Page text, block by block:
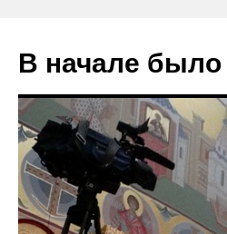
В начале